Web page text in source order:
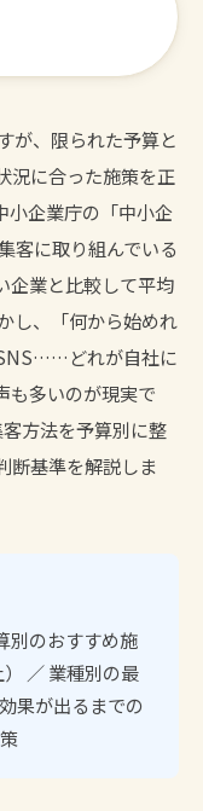
が、限られた予算と
況に合った施策を正
小企業庁の「中小企
客に取り組んでいる
企業と比較して平均
し、「何から始めれ
どれが自社に
も多いのが現実で
方法を予算別に整
断基準を解説しま
別のおすすめ施
／ 業種別の最
果が出るまでの